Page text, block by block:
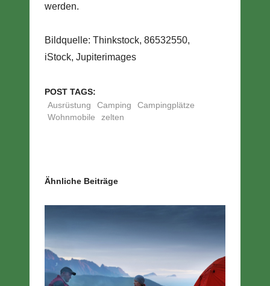
werden.
Bildquelle: Thinkstock, 86532550,
iStock, Jupiterimages
POST TAGS:
Ausrüstung
Camping
Campingplätze
Wohnmobile
zelten
Ähnliche Beiträge